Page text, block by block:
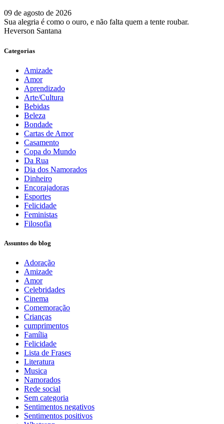
09 de agosto de 2026
Sua alegria é como o ouro, e não falta quem a tente roubar.
Heverson Santana
Categorias
Amizade
Amor
Aprendizado
Arte/Cultura
Bebidas
Beleza
Bondade
Cartas de Amor
Casamento
Copa do Mundo
Da Rua
Dia dos Namorados
Dinheiro
Encorajadoras
Esportes
Felicidade
Feministas
Filosofia
Assuntos do blog
Adoração
Amizade
Amor
Celebridades
Cinema
Comemoração
Crianças
cumprimentos
Família
Felicidade
Lista de Frases
Literatura
Musica
Namorados
Rede social
Sem categoria
Sentimentos negativos
Sentimentos positivos